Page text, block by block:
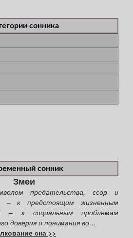
сонника
сонник
Змеи
предательства, ссор и
– к предстоящим жизненным
– к социальным проблемам
доверия и понимания во…
сна >>